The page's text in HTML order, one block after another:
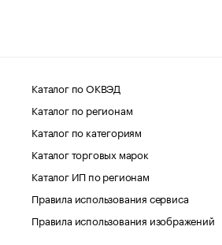
Каталог по ОКВЭД
Каталог по регионам
Каталог по категориям
Каталог торговых марок
Каталог ИП по регионам
Правила использования сервиса
Правила использования изображений